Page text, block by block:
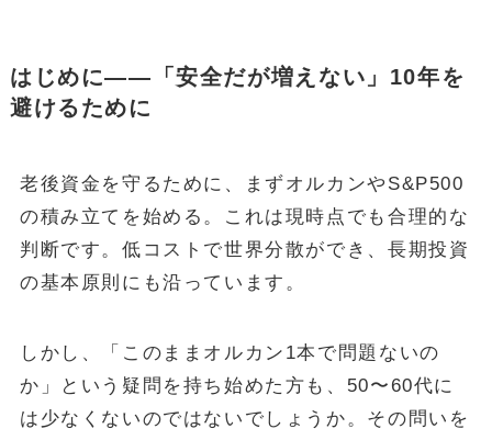
はじめに——「安全だが増えない」10年を
避けるために
老後資金を守るために、まずオルカンやS&P500
の積み立てを始める。これは現時点でも合理的な
判断です。低コストで世界分散ができ、長期投資
の基本原則にも沿っています。
しかし、「このままオルカン1本で問題ないの
か」という疑問を持ち始めた方も、50〜60代に
は少なくないのではないでしょうか。その問いを